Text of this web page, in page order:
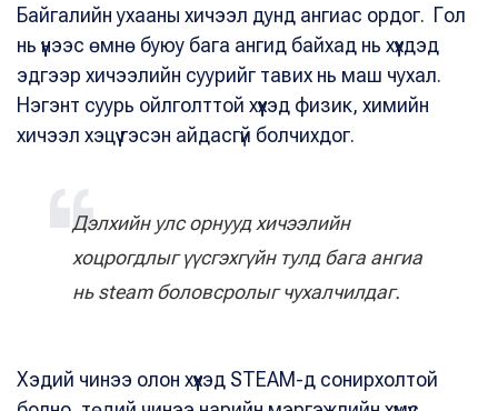
Байгалийн ухааны хичээл дунд ангиас ордог. Гол
нь үүнээс өмнө буюу бага ангид байхад нь хүүхдэд
эдгээр хичээлийн суурийг тавих нь маш чухал.
Нэгэнт суурь ойлголттой хүүхэд физик, химийн
хичээл хэцүү гэсэн айдасгүй болчихдог.
Дэлхийн улс орнууд хичээлийн
хоцрогдлыг үүсгэхгүйн тулд бага ангиа
нь steam боловсролыг чухалчилдаг.
Хэдий чинээ олон хүүхэд STEАM-д сонирхолтой